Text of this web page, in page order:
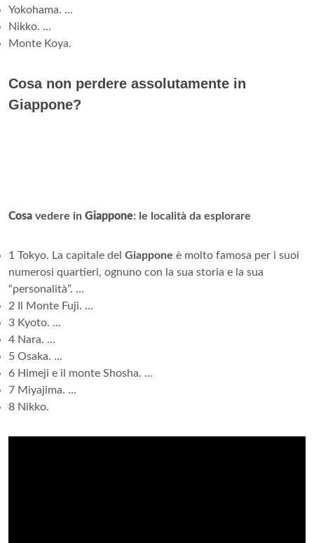
Yokohama. ...
Nikko. ...
Monte Koya.
Cosa non perdere assolutamente in
Giappone?
Cosa vedere in Giappone: le località da esplorare
1 Tokyo. La capitale del Giappone è molto famosa per i suoi
numerosi quartieri, ognuno con la sua storia e la sua
“personalità”. ...
2 Il Monte Fuji. ...
3 Kyoto. ...
4 Nara. ...
5 Osaka. ...
6 Himeji e il monte Shosha. ...
7 Miyajima. ...
8 Nikko.